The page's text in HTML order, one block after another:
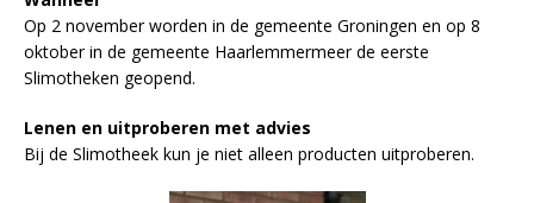
Op 2 november worden in de gemeente Groningen en op 8
oktober in de gemeente Haarlemmermeer de eerste
Slimotheken geopend.
Lenen en uitproberen met advies
Bij de Slimotheek kun je niet alleen producten uitproberen.